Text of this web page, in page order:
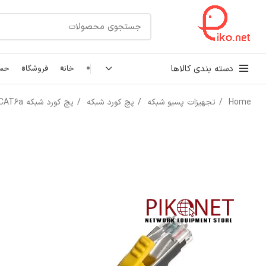
دسته بندی کالاها
کابل شبکه
خانه فروشگاه
Home تجهیزات پسیو شبکه پچ کورد شبکه پچ کورد شبکه CAT6a